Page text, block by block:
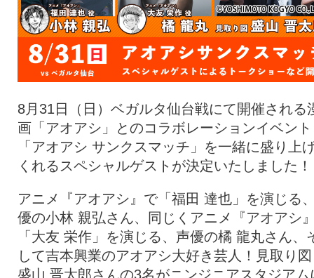
特設ページ
8月31日（日）ベガルタ仙台戦にて開催される
画「アオアシ」とのコラボレーションイベント
「アオアシ サンクスマッチ」を一緒に盛り上
くれるスペシャルゲストが決定いたしました！
アニメ『アオアシ』で「福田 達也」を演じる
優の小林 親弘さん、同じくアニメ『アオアシ
「大友 栄作」を演じる、声優の橘 龍丸さん、
して吉本興業のアオアシ大好き芸人！見取り
盛山 晋太郎さんの3名がニンジニアスタジアム